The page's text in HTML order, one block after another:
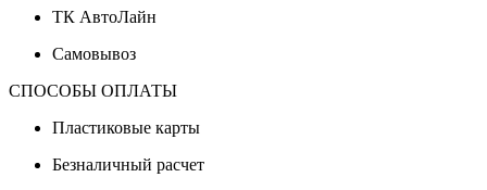
ТК АвтоЛайн
Самовывоз
СПОСОБЫ ОПЛАТЫ
Пластиковые карты
Безналичный расчет